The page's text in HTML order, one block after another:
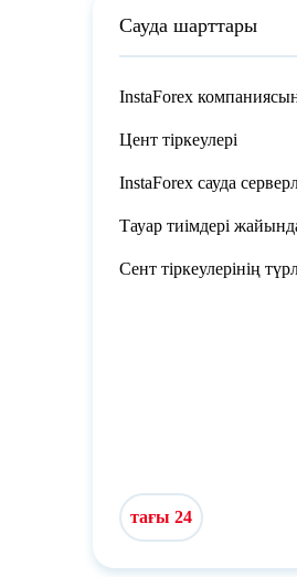
Сауда шарттары
InstaForex
Цент тіркеулері
InstaForex сауда
Тауар тиімдері
Сент тіркеулерінің
тағы 24